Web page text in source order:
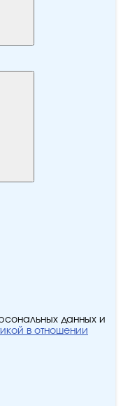
данных и
в отношении